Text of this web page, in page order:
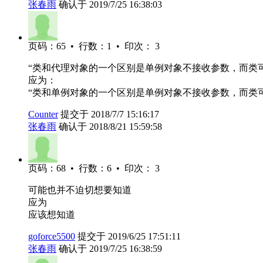
张春雨 确认于 2019/7/25 16:38:03
页码：65 • 行数：1 • 印次： 3
“类和代理对象的一个区别是单例对象不接收参数，而类
应为：
“类和单例对象的一个区别是单例对象不接收参数，而类
Counter提交于 2018/7/7 15:16:17
张春雨 确认于 2018/8/21 15:59:58
页码：68 • 行数：6 • 印次： 3
可能也并不迫切想要知道
应为
应该想知道
goforce5500 提交于 2019/6/25 17:51:11
张春雨 确认于 2019/7/25 16:38:59